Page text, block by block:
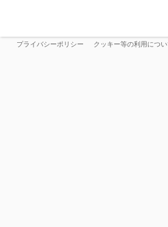
プライバシーポリシー クッキー等の利用につ